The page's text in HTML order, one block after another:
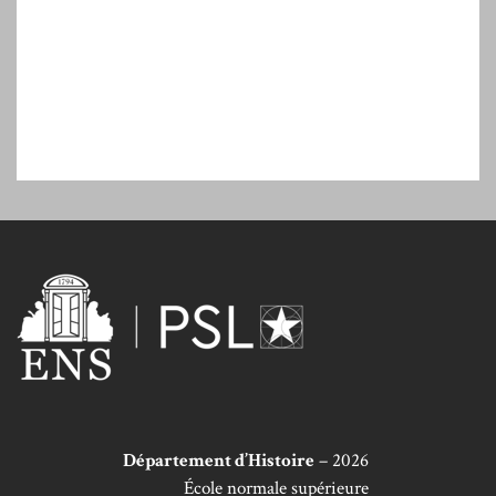
Département d’Histoire – 2026
École normale supérieure